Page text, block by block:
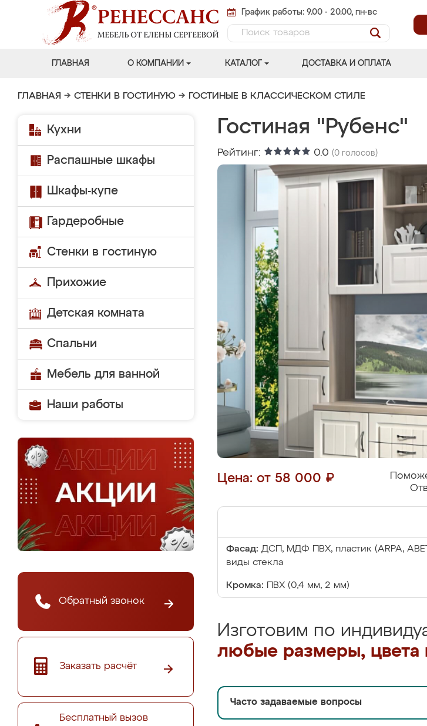
График работы: 9.00 - 20.00, пн-вс
ГЛАВНАЯ О КОМПАНИИ КАТАЛОГ ДОСТАВКА И ОПЛАТА
ГЛАВНАЯ → СТЕНКИ В ГОСТИНУЮ → ГОСТИНЫЕ В КЛАССИЧЕСКОМ СТИЛЕ
Кухни
Распашные шкафы
Шкафы-купе
Гардеробные
Стенки в гостиную
Прихожие
Детская комната
Спальни
Мебель для ванной
Наши работы
Обратный звонок
Заказать расчёт
Бесплатный вызов
Гостиная "Рубенс"
Рейтинг: 0.0 (0 голосов)
Цена: от 58 000 ₽
Фасад: ДСП, МДФ ПВХ, пластик (ARPA,
виды стекла
Кромка: ПВХ (0,4 мм, 2 мм)
Изготовим по
любые размеры, цвета
Часто задаваемые вопросы